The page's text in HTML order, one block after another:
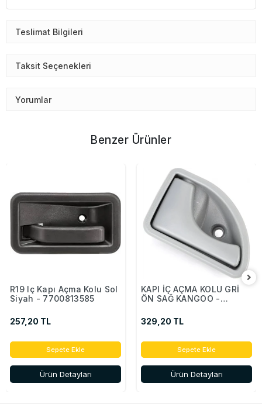
Teslimat Bilgileri
Taksit Seçenekleri
Yorumlar
Benzer Ürünler
R19 Iç Kapı Açma Kolu Sol
Siyah - 7700813585
257,20 TL
Sepete Ekle
Ürün Detayları
KAPI İÇ AÇMA KOLU GRİ
ÖN SAĞ KANGOO -
329,20 TL
Sepete Ekle
Ürün Detayları